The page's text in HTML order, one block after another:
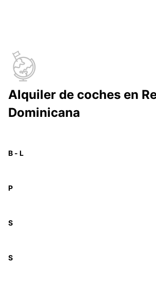
Alquiler de coches en
Dominicana
B - L
P
S
S